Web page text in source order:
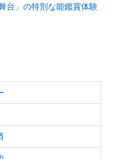
台」の特別な能鑑賞体験